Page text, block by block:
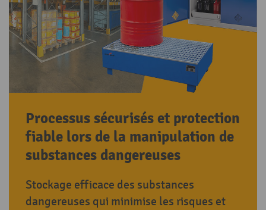
Processus sécurisés et protection
fiable lors de la manipulation de
substances dangereuses
Stockage efficace des substances
dangereuses qui minimise les risques et